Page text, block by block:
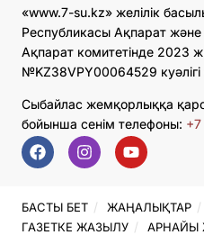
«www.7-su.kz» желілік
Республикасы Ақпарат және
Ақпарат комитетінде 2023
№KZ38VPY00064529 куәлігі
Сыбайлас жемқорлыққа
бойынша сенім телефоны:
БАСТЫ БЕТ ЖАҢАЛЫҚТАР
ГАЗЕТКЕ ЖАЗЫЛУ
АРНАЙЫ